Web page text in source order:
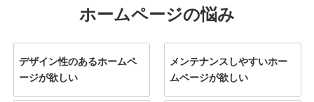
ホームページの悩み
デザイン性のあるホームペ
ージが欲しい
メンテナンスしやすいホー
ムページが欲しい